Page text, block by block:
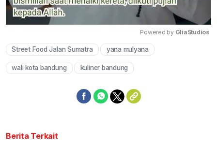
Powered by GliaStudios
Street Food Jalan Sumatra yana mulyana
wali kota bandung kuliner bandung
Berita Terkait